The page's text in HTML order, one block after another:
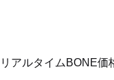
リアルタイムBONE価